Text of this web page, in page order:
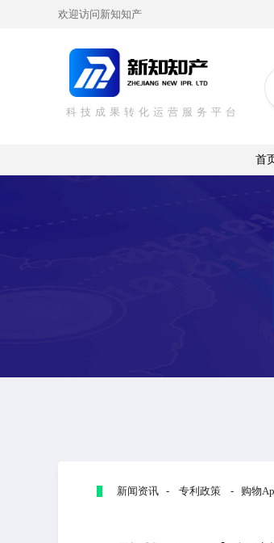
欢迎访问新知知产
科技成果转化运营服务平台
首
新闻资讯 - 专利政策 - 购物App